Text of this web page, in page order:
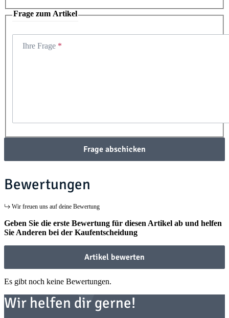
Frage zum Artikel
Ihre Frage
Frage abschicken
Bewertungen
Wir freuen uns auf deine Bewertung
Geben Sie die erste Bewertung für diesen Artikel ab und helfen
Sie Anderen bei der Kaufentscheidung
Artikel bewerten
Es gibt noch keine Bewertungen.
Wir helfen dir gerne!